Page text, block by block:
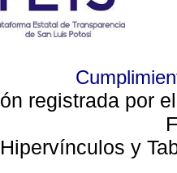
registrada por
Hipervínculos y